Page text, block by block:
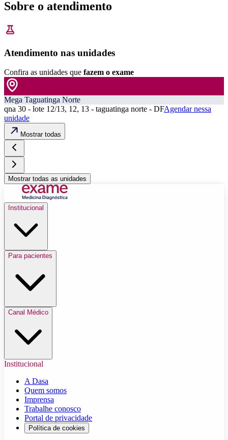
Sobre o atendimento
Atendimento nas unidades
Confira as unidades que fazem o exame
Mega Taguatinga Norte
qna 30 - lote 12/13, 12, 13 - taguatinga norte - DFAgendar nessa
unidade
Mostrar todas
Mostrar todas as unidades
Institucional
Para pacientes
Canal Médico
Institucional
A Dasa
Quem somos
Imprensa
Trabalhe conosco
Portal de privacidade
Política de cookies